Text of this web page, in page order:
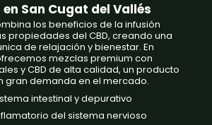
en San Cugat del Vallés
los beneficios de la infusión
propiedades del CBD, creando una
de relajación y bienestar. En
mezclas premium con
y CBD de alta calidad, un producto
gran demanda en el mercado.
intestinal y depurativo
del sistema nervioso